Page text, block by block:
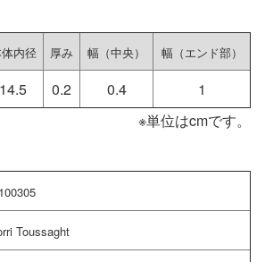
内径 厚み 幅（中央） 幅（エンド部）
14.5 0.2 0.4
1
※単位はcmです。
Toussaght